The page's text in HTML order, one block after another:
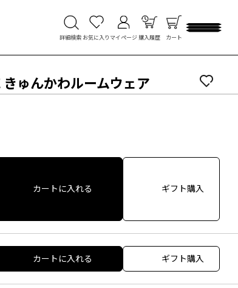
詳細検索 お気に入り マイページ 購入履歴 カート
ゅんかわルームウェア
カートに入れる ギフト購入
カートに入れる ギフト購入